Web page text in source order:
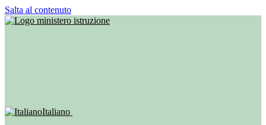
Salta al contenuto
Italiano